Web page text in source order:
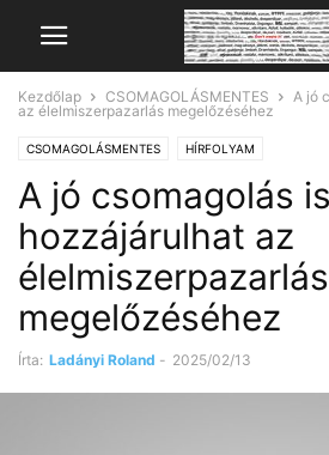
Kezdőlap CSOMAGOLÁSMENTES
A jó
az élelmiszerpazarlás megelőzéséhez
CSOMAGOLÁSMENTES HÍRFOLYAM
A jó csomagolás is
hozzájárulhat az
élelmiszerpazarlás
megelőzéséhez
Írta: Ladányi Roland - 2025/02/13